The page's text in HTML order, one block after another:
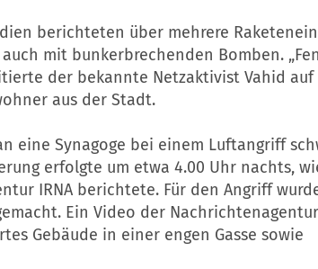
berichteten über mehrere
mit bunkerbrechenden Bomben.
der bekannte Netzaktivist Vahid auf
aus der Stadt.
eine Synagoge bei einem Luftangriff
erfolgte um etwa 4.00 Uhr nachts,
IRNA berichtete. Für den Angriff
Ein Video der
Gebäude in einer engen Gasse sowie